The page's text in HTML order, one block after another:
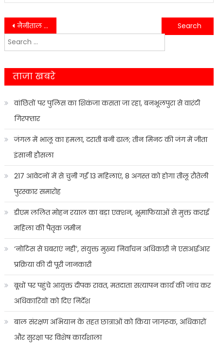
Post
navigation
नैनीताल में महिला आयोग के सामने रोती युवती ने सुनाई आपबीती….
मांडूवाला जंगल में मिला कट्टे में बंद शव, हत्या की आशंका….
Search
for:
ताजा खबरे
वांछितों पर पुलिस का शिकंजा कसता जा रहा, बनभूलपुरा से वारंटी
गिरफ्तार
जंगल में भालू का हमला, दराती बनी ढाल; तीन मिनट की जंग में जीता
इंसानी हौसला
217 आवेदनों में से चुनी गईं 13 महिलाएं, 8 अगस्त को होगा तीलू रौतेली
पुरस्कार समारोह
डीएम ललित मोहन रयाल का बड़ा एक्शन, भूमाफियाओं से मुक्त कराई
महिला की पैतृक जमीन
‘नोटिस से घबराएं नहीं’, संयुक्त मुख्य निर्वाचन अधिकारी ने एसआईआर
प्रक्रिया की दी पूरी जानकारी
बूथों पर पहुंचे आयुक्त दीपक रावत, मतदाता सत्यापन कार्य की जांच कर
अधिकारियों को दिए निर्देश
बाल संरक्षण अभियान के तहत छात्राओं को किया जागरूक, अधिकारों
और सुरक्षा पर विशेष कार्यशाला